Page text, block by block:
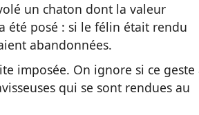
un chaton dont la valeur
été posé : si le félin était rendu
abandonnées.
imposée. On ignore si ce geste
qui se sont rendues au